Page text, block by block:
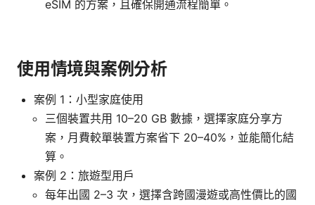
eSIM 的方案，且確保開通流程簡單。
使用情境與案例分析
案例 1：小型家庭使用
三個裝置共用 10–20 GB 數據，選擇家庭分享方
案，月費較單裝置方案省下 20–40%，並能簡化結
算。
案例 2：旅遊型用戶
每年出國 2–3 次，選擇含跨國漫遊或高性價比的國